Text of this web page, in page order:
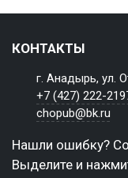
КОНТАКТЫ
г. Анадырь, ул.
+7 (427) 222-
chopub@bk.ru
Нашли ошибку?
Выделите и